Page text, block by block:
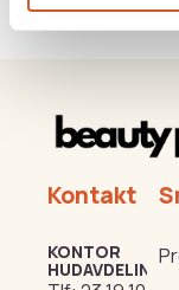
Kontakt
KONTOR
HUDAVDELING